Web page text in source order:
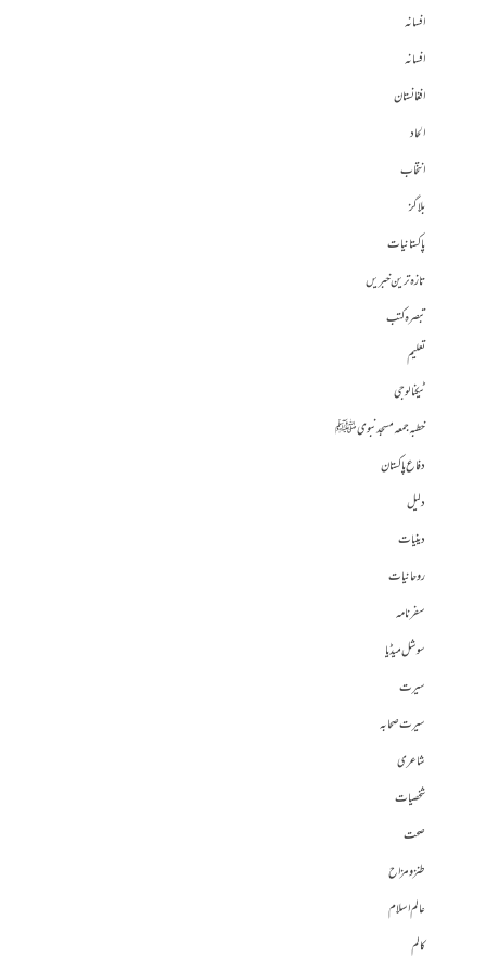
افسانہ
افسانہ
افغانستان
الحاد
انتخاب
بلاگز
پاکستانیات
تازہ ترین خبریں
تبصرہ کتب
تعلیم
ٹیکنالوجی
خطبہ جمعہ مسجد نبوی ﷺ
دفاع پاکستان
دلیل
دینیات
روحانیات
سفرنامہ
سوشل میڈیا
سیرت
سیرت صحابہ
شاعری
شخصیات
صحت
طنز و مزاح
عالم اسلام
کالم